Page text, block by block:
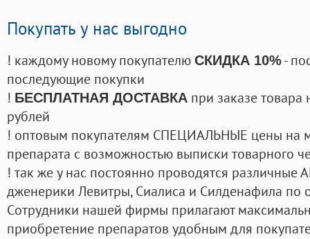
Покупать у нас выгодно
! каждому новому покупателю СКИДКА 10%-
последующие покупки
! БЕСПЛАТНАЯ ДОСТАВКА при заказе
рублей
! оптовым покупателям СПЕЦИАЛЬНЫЕ цены на
препарата с возможностью выписки товарного
! так же у нас постоянно проводятся
дженерики Левитры, Сиалиса и Силденафила по
Cотрудники нашей фирмы прилагают
приобретение препаратов удобным для